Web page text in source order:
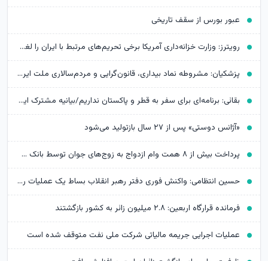
عبور بورس از سقف تاریخی
رویترز: وزارت خزانه‌داری آمریکا برخی تحریم‌های مرتبط با ایران را لغو کرد
پزشکیان: مشروطه نماد بیداری، قانون‌گرایی و مردم‌سالاری ملت ایران است
بقائی: برنامه‌ای برای سفر به قطر و پاکستان نداریم/بیانیه مشترک ایران و عمان در مرحله تدوین
«آژانس دوستی» پس از ۲۷ سال بازتولید می‌شود
پرداخت بیش از ۸ همت وام ازدواج به زوج‌های جوان توسط بانک ملی ایران
حسین انتظامی: واکنش فوری دفتر رهبر انقلاب بساط یک عملیات را جمع کرد
فرمانده قرارگاه اربعین: ۲.۸ میلیون زائر به کشور بازگشتند
عملیات اجرایی جریمه مالیاتی شرکت ملی نفت متوقف شده است